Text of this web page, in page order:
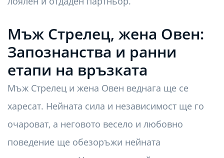
Мъж Стрелец, жена Овен:
Запознанства и ранни
етапи на връзката
Мъж Стрелец и жена Овен веднага ще се
харесат. Нейната сила и независимост ще го
очароват, а неговото весело и любовно
поведение ще обезоръжи нейната